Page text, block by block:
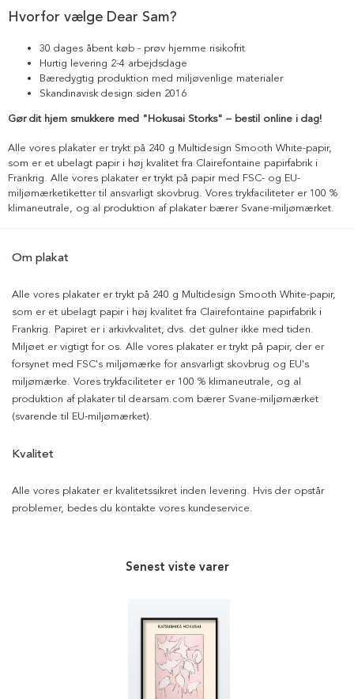
Hvorfor vælge Dear Sam?
30 dages åbent køb - prøv hjemme risikofrit
Hurtig levering 2-4 arbejdsdage
Bæredygtig produktion med miljøvenlige materialer
Skandinavisk design siden 2016
Gør dit hjem smukkere med "Hokusai Storks" – bestil online i dag!
Alle vores plakater er trykt på 240 g Multidesign Smooth White-papir,
som er et ubelagt papir i høj kvalitet fra Clairefontaine papirfabrik i
Frankrig. Alle vores plakater er trykt på papir med FSC- og EU-
miljømærketiketter til ansvarligt skovbrug. Vores trykfaciliteter er 100 %
klimaneutrale, og al produktion af plakater bærer Svane-miljømærket.
Om plakat
Alle vores plakater er trykt på 240 g Multidesign Smooth White-papir,
som er et ubelagt papir i høj kvalitet fra Clairefontaine papirfabrik i
Frankrig. Papiret er i arkivkvalitet, dvs. det gulner ikke med tiden.
Miljøet er vigtigt for os. Alle vores plakater er trykt på papir, der er
forsynet med FSC's miljømærke for ansvarligt skovbrug og EU's
miljømærke. Vores trykfaciliteter er 100 % klimaneutrale, og al
produktion af plakater til dearsam.com bærer Svane-miljømærket
(svarende til EU-miljømærket).
Kvalitet
Alle vores plakater er kvalitetssikret inden levering. Hvis der opstår
problemer, bedes du kontakte vores kundeservice.
Senest viste varer